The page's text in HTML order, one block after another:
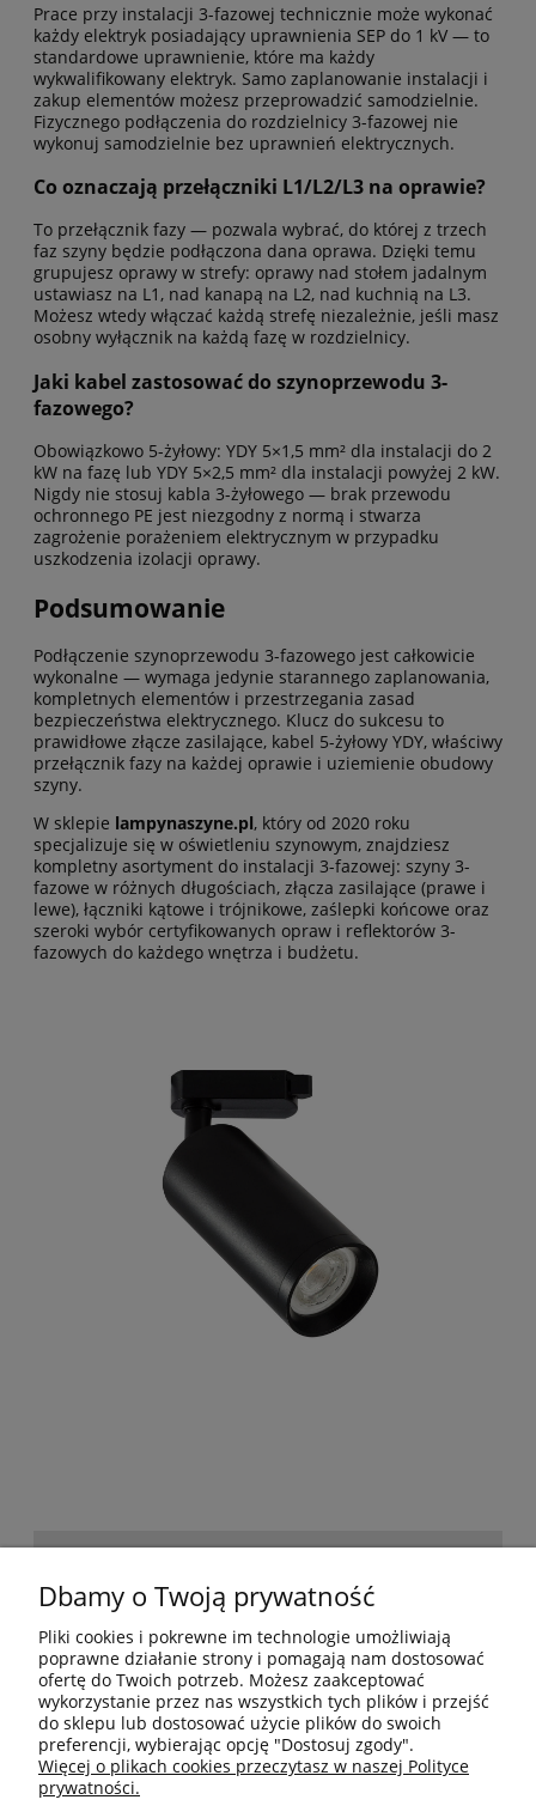
Prace przy instalacji 3-fazowej technicznie może wykonać
każdy elektryk posiadający uprawnienia SEP do 1 kV — to
standardowe uprawnienie, które ma każdy
wykwalifikowany elektryk. Samo zaplanowanie instalacji i
zakup elementów możesz przeprowadzić samodzielnie.
Fizycznego podłączenia do rozdzielnicy 3-fazowej nie
wykonuj samodzielnie bez uprawnień elektrycznych.
Co oznaczają przełączniki L1/L2/L3 na oprawie?
To przełącznik fazy — pozwala wybrać, do której z trzech
faz szyny będzie podłączona dana oprawa. Dzięki temu
grupujesz oprawy w strefy: oprawy nad stołem jadalnym
ustawiasz na L1, nad kanapą na L2, nad kuchnią na L3.
Możesz wtedy włączać każdą strefę niezależnie, jeśli masz
osobny wyłącznik na każdą fazę w rozdzielnicy.
Jaki kabel zastosować do szynoprzewodu 3-
fazowego?
Obowiązkowo 5-żyłowy: YDY 5×1,5 mm² dla instalacji do 2
kW na fazę lub YDY 5×2,5 mm² dla instalacji powyżej 2 kW.
Nigdy nie stosuj kabla 3-żyłowego — brak przewodu
ochronnego PE jest niezgodny z normą i stwarza
zagrożenie porażeniem elektrycznym w przypadku
uszkodzenia izolacji oprawy.
Podsumowanie
Podłączenie szynoprzewodu 3-fazowego jest całkowicie
wykonalne — wymaga jedynie starannego zaplanowania,
kompletnych elementów i przestrzegania zasad
bezpieczeństwa elektrycznego. Klucz do sukcesu to
prawidłowe złącze zasilające, kabel 5-żyłowy YDY, właściwy
przełącznik fazy na każdej oprawie i uziemienie obudowy
szyny.
W sklepie lampynaszyne.pl, który od 2020 roku
specjalizuje się w oświetleniu szynowym, znajdziesz
kompletny asortyment do instalacji 3-fazowej: szyny 3-
fazowe w różnych długościach, złącza zasilające (prawe i
lewe), łączniki kątowe i trójnikowe, zaślepki końcowe oraz
szeroki wybór certyfikowanych opraw i reflektorów 3-
fazowych do każdego wnętrza i budżetu.
BESTSELLERY
MOJE KONTO
Dbamy o Twoją prywatność
Pliki cookies i pokrewne im technologie umożliwiają
poprawne działanie strony i pomagają nam dostosować
ofertę do Twoich potrzeb. Możesz zaakceptować
wykorzystanie przez nas wszystkich tych plików i przejść
do sklepu lub dostosować użycie plików do swoich
preferencji, wybierając opcję "Dostosuj zgody".
Więcej o plikach cookies przeczytasz w naszej Polityce
prywatności.